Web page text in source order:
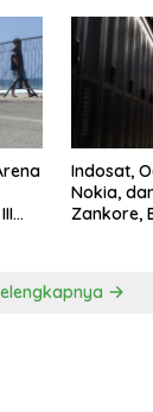
Indosat,
Nokia,
Zankore,